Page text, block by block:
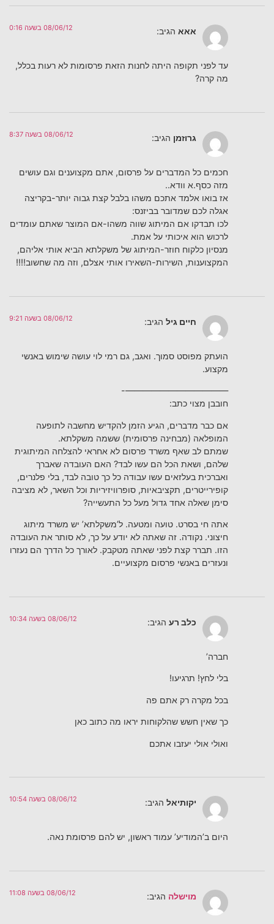
אאא הגיב: 08/06/12 בשעה 0:16
עד לפני תקופה היתה לחנות הזאת פרסומות לא רעות בכלל,
מה קרה?
גרוזמן הגיב: 08/06/12 בשעה 8:37
חכמים כל המדברים על פרסום, אתם מקצוענים וגם עושים
מזה כסף.א וודא..
אז בואו אלמד אתכם משהו בלבל קצת גבוה יותר-בקריצה
אגלה לכם שמדובר בביזנס:
לכו תבדקו אם המיתוג שווה משהו-אם המוצר שאתם עומדים
לרכוש הוא איכותי על אמת.
מנסיון כלקוח חוזר-המיתוג של משקלתא הביא אותי אליהם,
המקצוענות, השירות-השאירו אותי אצלם, וזה מה שחשוב!!!!
חיים גיל הגיב: 08/06/12 בשעה 9:21
הועתק מפוסט סמוך. ואגב, גם רמי לוי עושה שימוש באנשי
מקצוע.
————————————-
חובבן מצוי כתב:
אם כבר מדברים, הגיע הזמן להקדיש מחשבה לתופעה
המופלאה (מבחינה פרסומית) ששמה משקלתא.
שמתם לב שאף משרד פרסום לא אחראי להצלחה המיתוגית
שלהם, ושאת הכל הם עשו לבד? האם העובדה שאברך
ואברכית בעלזאים עשו עבודה כל כך טובה לבד, בלי פלנרים,
קופירייטרים, תקציבאיות, סופרוויזיריות וכל השאר, לא מציבה
סימן שאלה אחד גדול מעל כל התעשייה?
אתה חי בסרט. טועה ומטעה. ל’משקלתא’ יש משרד מיתוג
חיצוני. נקודה. זה שאתה לא יודע על כך, לא סותר את העובדה
הזו. תברר קצת לפני שאתה מטקבק. לאורך כל הדרך הם נעזרו
ונעזרים באנשי פרסום מקצועיים.
כלב רע הגיב: 08/06/12 בשעה 10:34
חברה’
בלי לחץ! תרגיעו!
בכל מקרה רק אתם פה
כך שאין חשש שהלקוחות יראו מה כתוב כאן
ואולי אולי יעזבו אתכם
יקותיאל הגיב: 08/06/12 בשעה 10:54
היום ב’המודיע’ עמוד ראשון, יש להם פרסומת נאה.
מוישלה הגיב: 08/06/12 בשעה 11:08